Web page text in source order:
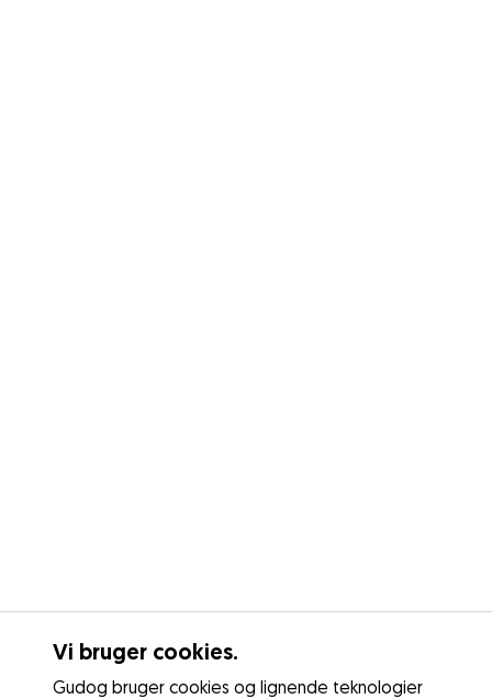
Vi bruger cookies.
Gudog bruger cookies og lignende teknologier